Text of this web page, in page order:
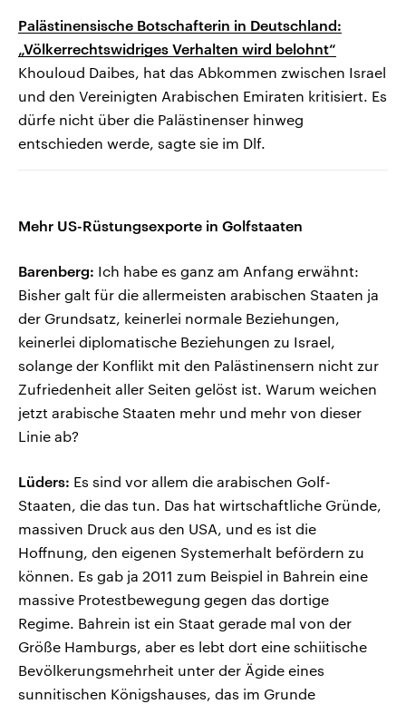
Palästinensische Botschafterin in Deutschland:
„Völkerrechtswidriges Verhalten wird belohnt“
Khouloud Daibes, hat das Abkommen zwischen Israel
und den Vereinigten Arabischen Emiraten kritisiert. Es
dürfe nicht über die Palästinenser hinweg
entschieden werde, sagte sie im Dlf.
Mehr US-Rüstungsexporte in Golfstaaten
Barenberg: Ich habe es ganz am Anfang erwähnt:
Bisher galt für die allermeisten arabischen Staaten ja
der Grundsatz, keinerlei normale Beziehungen,
keinerlei diplomatische Beziehungen zu Israel,
solange der Konflikt mit den Palästinensern nicht zur
Zufriedenheit aller Seiten gelöst ist. Warum weichen
jetzt arabische Staaten mehr und mehr von dieser
Linie ab?
Lüders: Es sind vor allem die arabischen Golf-
Staaten, die das tun. Das hat wirtschaftliche Gründe,
massiven Druck aus den USA, und es ist die
Hoffnung, den eigenen Systemerhalt befördern zu
können. Es gab ja 2011 zum Beispiel in Bahrein eine
massive Protestbewegung gegen das dortige
Regime. Bahrein ist ein Staat gerade mal von der
Größe Hamburgs, aber es lebt dort eine schiitische
Bevölkerungsmehrheit unter der Ägide eines
sunnitischen Königshauses, das im Grunde